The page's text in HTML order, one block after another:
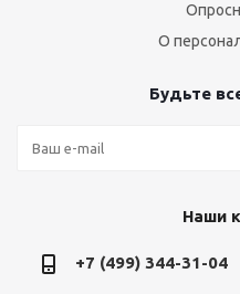
О
Будьте
Наши
+7 (499) 344-31-04